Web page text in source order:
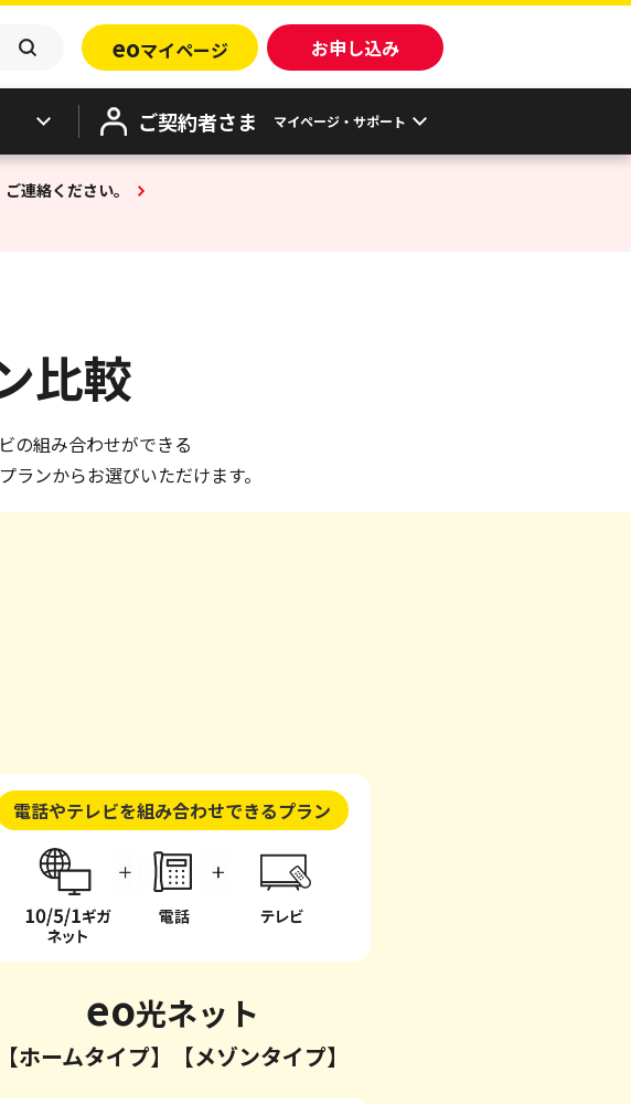
eoマイページ お申し込み
ご契約者さま マイページ・サポート
連絡ください。
比較
の組み合わせができる
ンからお選びいただけます。
電話やテレビを組み合わせできるプラン
eo光ネット
【ホームタイプ】 【メゾンタイプ】